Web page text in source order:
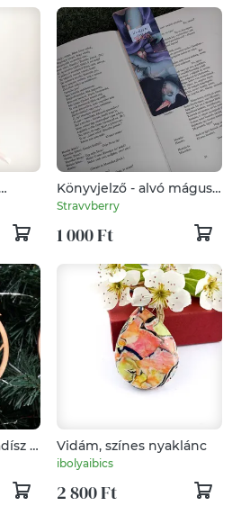
Könyvjelző - alvó mágus
lány
Stravvberry
1 000 Ft
–
Vidám, színes nyaklánc
ibolyaibics
2 800 Ft